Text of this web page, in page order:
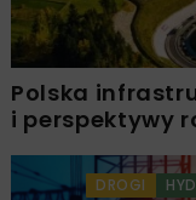
Polska
i perspektywy
DROGI